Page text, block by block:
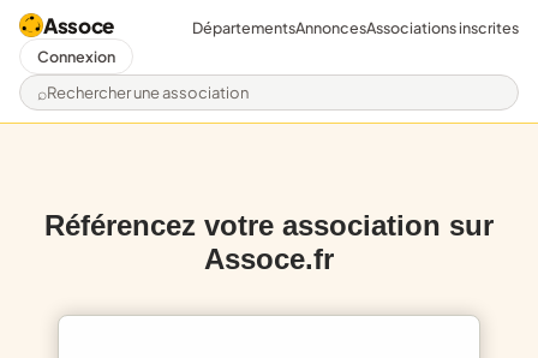
Assoce
Rechercher une association
DépartementsAnnoncesAssociations inscrites
Connexion
Référencez votre association sur
Assoce.fr